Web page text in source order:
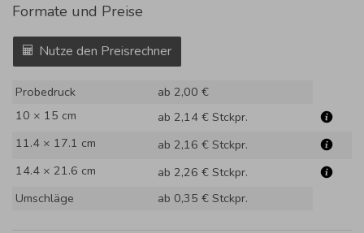
Formate und Preise
Nutze den Preisrechner
Probedruck
ab 2,00 €
10 × 15 cm
ab 2,14 € Stckpr.
11.4 × 17.1 cm
ab 2,16 € Stckpr.
14.4 × 21.6 cm
ab 2,26 € Stckpr.
Umschläge
ab 0,35 € Stckpr.